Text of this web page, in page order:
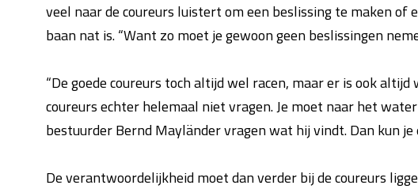
veel naar de coureurs luistert om een beslissing te maken
baan nat is. “Want zo moet je gewoon geen beslissingen
“De goede coureurs toch altijd wel racen, maar er is ook
coureurs echter helemaal niet vragen. Je moet naar het
bestuurder Bernd Mayländer vragen wat hij vindt. Dan kun je
De verantwoordelijkheid moet dan verder bij de coureurs